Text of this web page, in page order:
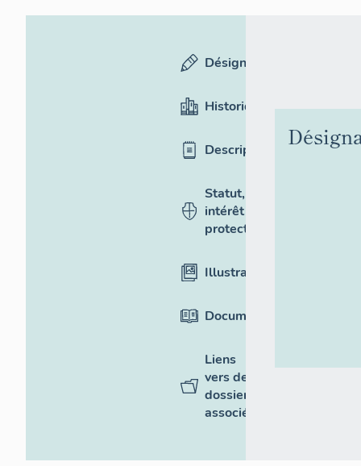
Désignation
Historique
Description
Statut,
intérêt et
protection
Illustrations
Documentation
Liens
vers des
dossiers
associés